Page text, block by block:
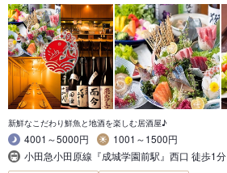
新鮮なこだわり鮮魚と地酒を楽しむ居酒屋♪
4001～5000円
1001～1500円
小田急小田原線『成城学園前駅』西口 徒歩1分